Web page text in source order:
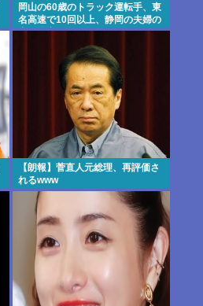
岡山の60歳のトラック運転手、東
名高速で10回以上、静岡の夫婦の
車に追突
【朗報】菅直人元総理、再評価さ
れるwww